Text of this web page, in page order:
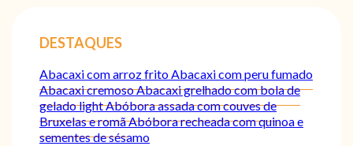
DESTAQUES
Abacaxi com arroz fritoAbacaxi com peru fumado
Abacaxi cremosoAbacaxi grelhado com bola de
gelado lightAbóbora assada com couves de
Bruxelas e romãAbóbora recheada com quinoa e
sementes de sésamo